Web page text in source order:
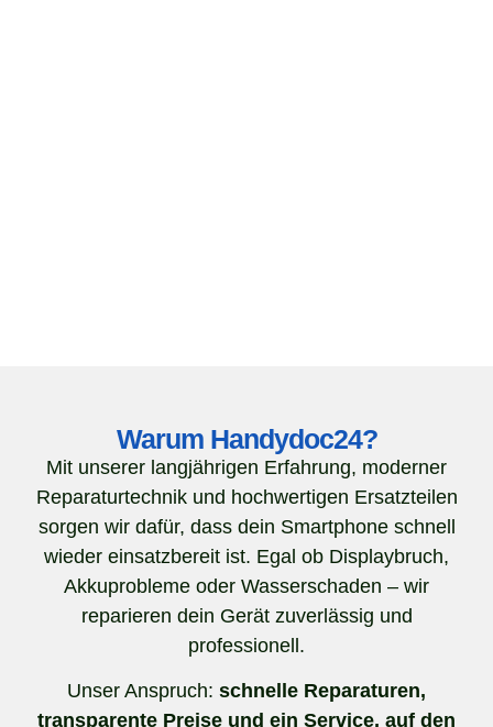
Warum Handydoc24?
Mit unserer langjährigen Erfahrung, moderner
Reparaturtechnik und hochwertigen Ersatzteilen
sorgen wir dafür, dass dein Smartphone schnell
wieder einsatzbereit ist. Egal ob Displaybruch,
Akkuprobleme oder Wasserschaden – wir
reparieren dein Gerät zuverlässig und
professionell.
Unser Anspruch: schnelle Reparaturen,
transparente Preise und ein Service, auf den